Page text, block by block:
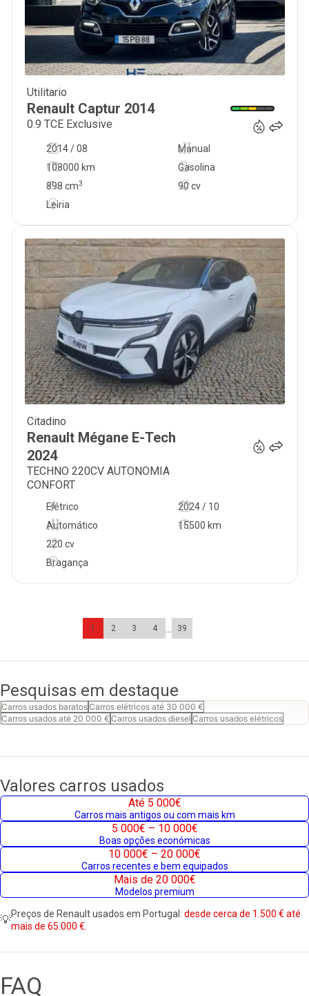
Utilitario
Renault Captur 2014
0.9 TCE Exclusive
2014 / 08
Manual
108000 km
90 cv
Gasolina
898 cm3
Leiria
Citadino
Renault Mégane E-Tech
2024
TECHNO 220CV AUTONOMIA
CONFORT
2024 / 10
Automático
15500 km
220 cv
Elétrico
Bragança
1 2 3 4 ... 39
Pesquisas em destaque
Carros usados baratosCarros elétricos até 30 000 €
Carros usados até 20 000 € Carros usados diesel Carros usados elétricos
Valores carros usados
Até 5 000€
Carros mais antigos ou com mais km
5 000€ – 10 000€
Boas opções económicas
10 000€ – 20 000€
Carros recentes e bem equipados
Mais de 20 000€
Modelos premium
💡Preços de Renault usados em Portugal: desde cerca de 1.500 € até
mais de 65.000 €.
FAQ